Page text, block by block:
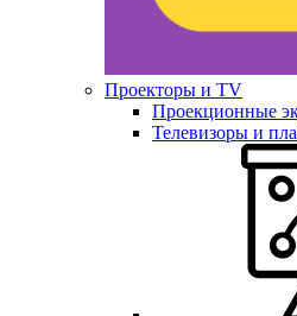
Проекторы и TV
Проекционные
Телевизоры и